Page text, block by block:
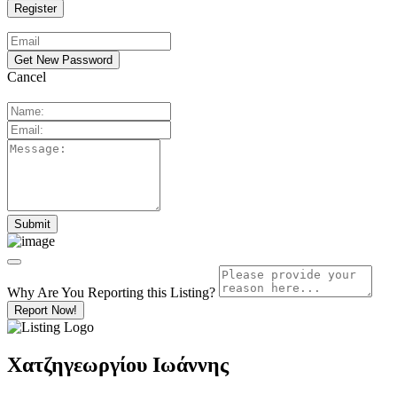
Cancel
Why Are You Reporting this Listing?
Report Now!
Χατζηγεωργίου Ιωάννης